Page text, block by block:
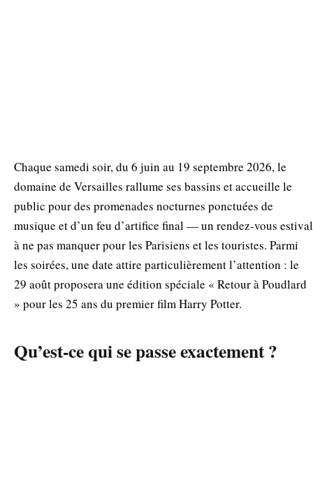
Chaque samedi soir, du 6 juin au 19 septembre 2026, le
domaine de Versailles rallume ses bassins et accueille le
public pour des promenades nocturnes ponctuées de
musique et d’un feu d’artifice final — un rendez‑vous estival
à ne pas manquer pour les Parisiens et les touristes. Parmi
les soirées, une date attire particulièrement l’attention : le
29 août proposera une édition spéciale « Retour à Poudlard
» pour les 25 ans du premier film Harry Potter.
Qu’est‑ce qui se passe exactement ?